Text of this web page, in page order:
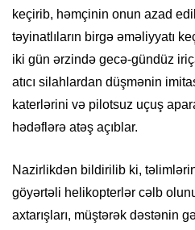
keçirib, həmçinin onun azad
təyinatlıların birgə əməliyyatı
iki gün ərzində gecə-gündüz
atıcı silahlardan düşmənin
katerlərini və pilotsuz uçuş
hədəflərə atəş açıblar.
Nazirlikdən bildirilib ki,
göyərtəli helikopterlər cəlb
axtarışları, müştərək dəstənin